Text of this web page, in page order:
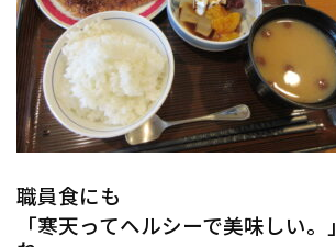
職員食にも
「寒天ってヘルシーで美味しい